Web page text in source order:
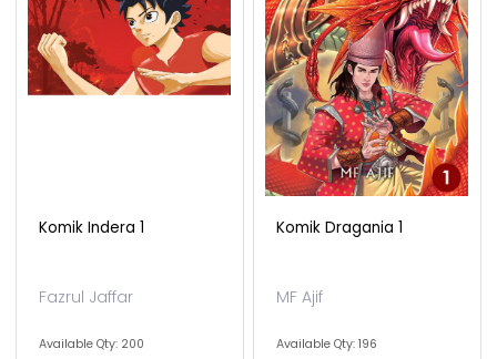
Komik Indera 1
Fazrul Jaffar
Available Qty: 200
Komik Dragania 1
MF Ajif
Available Qty: 196